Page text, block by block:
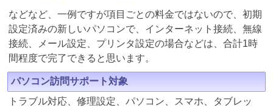
などなど、一例ですが項目ごとの料金ではないので、初期
設定済みの新しいパソコンで、インターネット接続、無線
接続、メール設定、プリンタ設定の場合などは、合計1時
間程度で完了できると思います。
パソコン訪問サポート対象
トラブル対応、修理設定、パソコン、スマホ、タブレッ